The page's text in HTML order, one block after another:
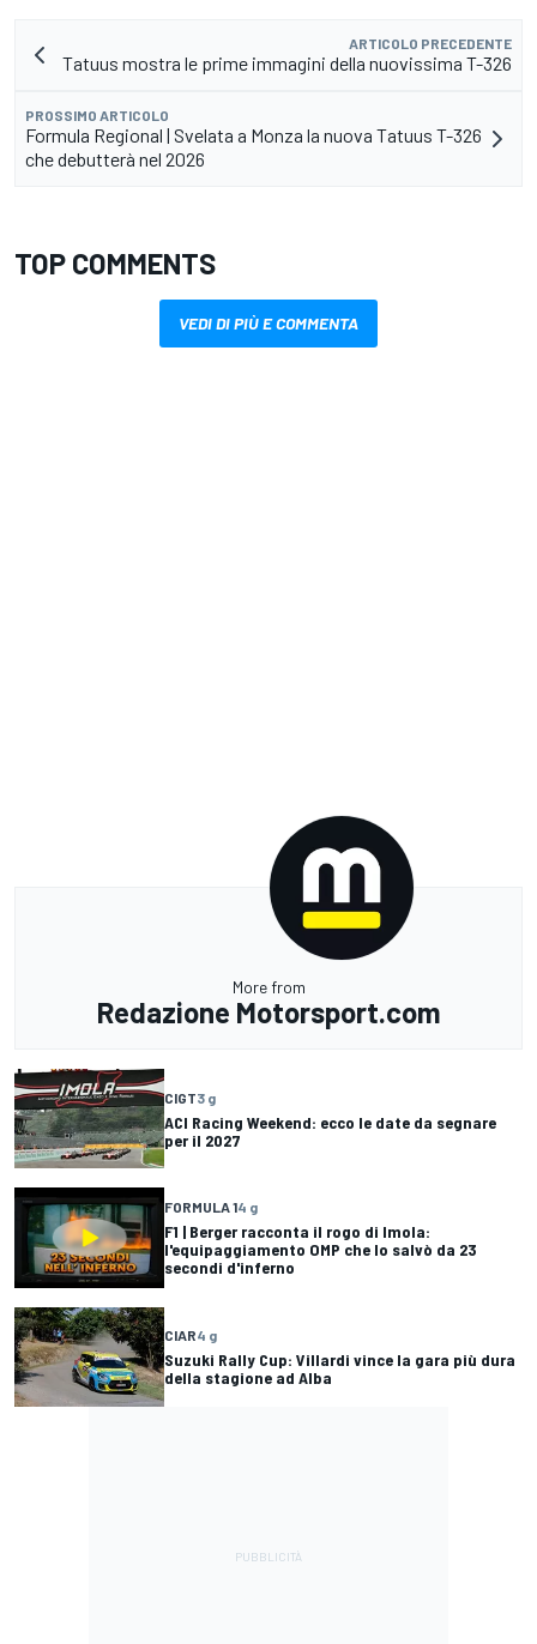
ARTICOLO PRECEDENTE
Tatuus mostra le prime immagini della nuovissima T-326
PROSSIMO ARTICOLO
Formula Regional | Svelata a Monza la nuova Tatuus T-326
che debutterà nel 2026
TOP COMMENTS
VEDI DI PIÙ E COMMENTA
More from
Redazione Motorsport.com
CIGT3 g
ACI Racing Weekend: ecco le date da segnare
per il 2027
FORMULA 14 g
F1 | Berger racconta il rogo di Imola:
l'equipaggiamento OMP che lo salvò da 23
secondi d'inferno
CIAR4 g
Suzuki Rally Cup: Villardi vince la gara più dura
della stagione ad Alba